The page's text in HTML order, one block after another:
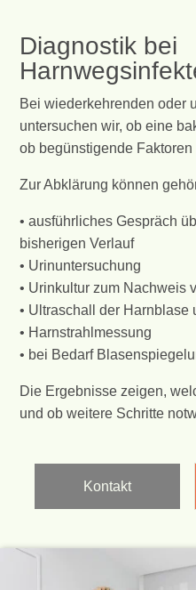
Diagnostik bei
Bei wiederkehrenden oder
untersuchen wir, ob eine
ob begünstigende Faktoren
Zur Abklärung können
• ausführliches Gespräch
bisherigen Verlauf
• Urinuntersuchung
• Urinkultur zum Nachweis
• Ultraschall der Harnblase
• Harnstrahlmessung
• bei Bedarf
Die Ergebnisse zeigen,
und ob weitere Schritte
Kontakt